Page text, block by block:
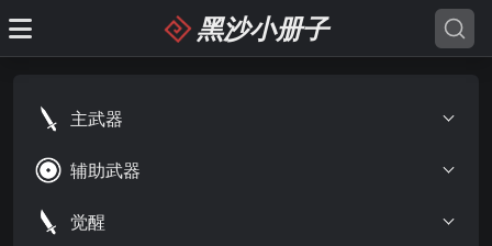
黑沙小册子
主武器
辅助武器
觉醒